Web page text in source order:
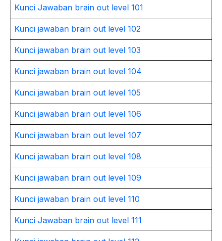
Kunci Jawaban brain out level 101
Kunci jawaban brain out level 102
Kunci jawaban brain out level 103
Kunci jawaban brain out level 104
Kunci jawaban brain out level 105
Kunci jawaban brain out level 106
Kunci jawaban brain out level 107
Kunci jawaban brain out level 108
Kunci jawaban brain out level 109
Kunci jawaban brain out level 110
Kunci Jawaban brain out level 111